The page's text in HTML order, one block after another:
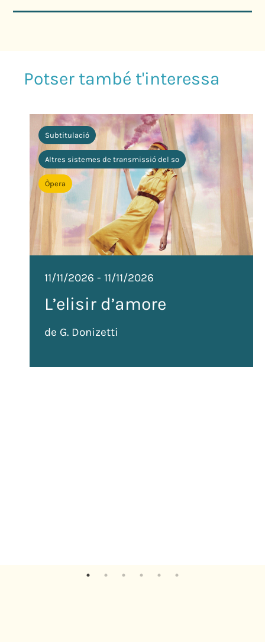
Subtitulació
Altres sistemes de transmissió del so
Òpera
11/11/2026 - 11/11/2026
L’elisir d’amore
de G. Donizetti